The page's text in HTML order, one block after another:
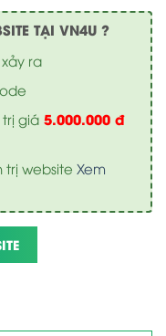
TẠI VN4U ?
ra
giá 5.000.000 đ
trị website Xem